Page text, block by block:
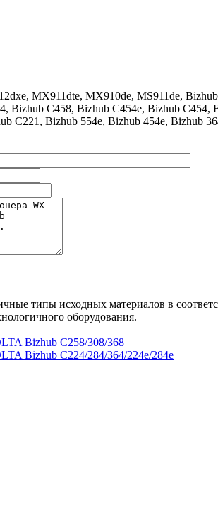
MX911dte, MX910de, MS911de,
Bizhub C458, Bizhub C454e, Bizhub
C221, Bizhub 554e, Bizhub 454e, Bizhub
типы исходных материалов в
оборудования.
Bizhub C258/308/368
Bizhub C224/284/364/224e/284e